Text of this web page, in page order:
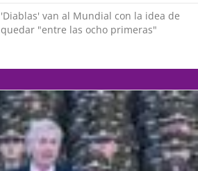
'Diablas' van al Mundial con la idea de
quedar "entre las ocho primeras"